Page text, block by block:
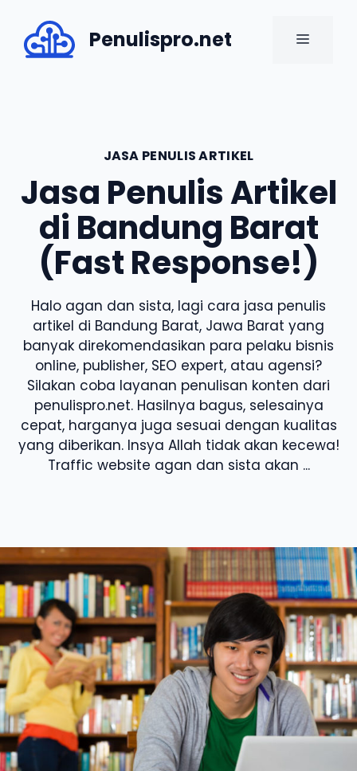
content
Penulispro.net MENU
JASA PENULIS ARTIKEL
Jasa Penulis Artikel
di Bandung Barat
(Fast Response!)
Halo agan dan sista, lagi cara jasa penulis
artikel di Bandung Barat, Jawa Barat yang
banyak direkomendasikan para pelaku bisnis
online, publisher, SEO expert, atau agensi?
Silakan coba layanan penulisan konten dari
penulispro.net. Hasilnya bagus, selesainya
cepat, harganya juga sesuai dengan kualitas
yang diberikan. Insya Allah tidak akan kecewa!
Traffic website agan dan sista akan ...